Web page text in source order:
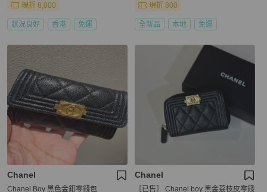
現折 8,000
狀況良好 香港 免運
現折 800
全新品 本地 免運
Chanel
Chanel Boy 黑色金釦零錢包
Chanel
［已售］ Chanel boy 黑金荔枝皮零錢